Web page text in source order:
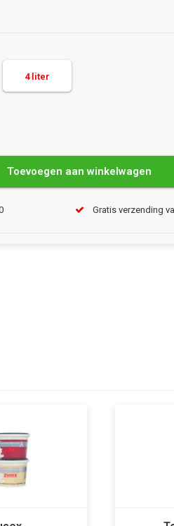
4 liter
Toevoegen aan winkelwagen
Gratis verzending